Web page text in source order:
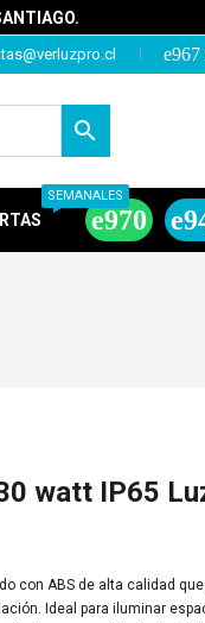
SEMANALES
watt IP65
con ABS de alta calidad
Ideal para iluminar